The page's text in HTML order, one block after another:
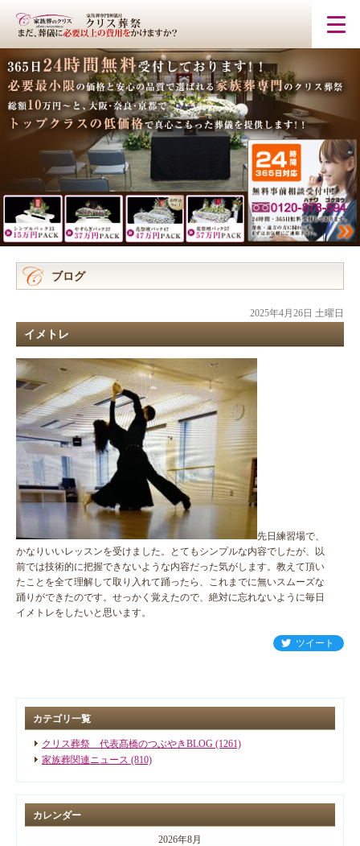
ブログ
2025年4月26日 土曜日
イメトレ
先日練習場で、
かなりいいレッスンを受けました。とてもシンプルな内容でしたが、以
前では技術的に把握できないような内容だった気がします。教えて頂い
たことを全て理解して取り入れて踊ったら、これまでに無いスムーズな
踊りができたのです。せっかく覚えたので、絶対に忘れないように毎日
イメトレをしたいと思います。
ツイート
カテゴリ一覧
クリス葬祭 代表髙橋のつぶやきBLOG (1261)
家族葬関連ニュース (810)
カレンダー
2026年8月